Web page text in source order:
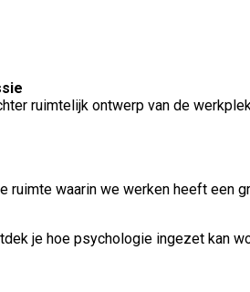
ruimtelijk ontwerp van de werkplek
ruimte waarin we werken heeft een
je hoe psychologie ingezet kan